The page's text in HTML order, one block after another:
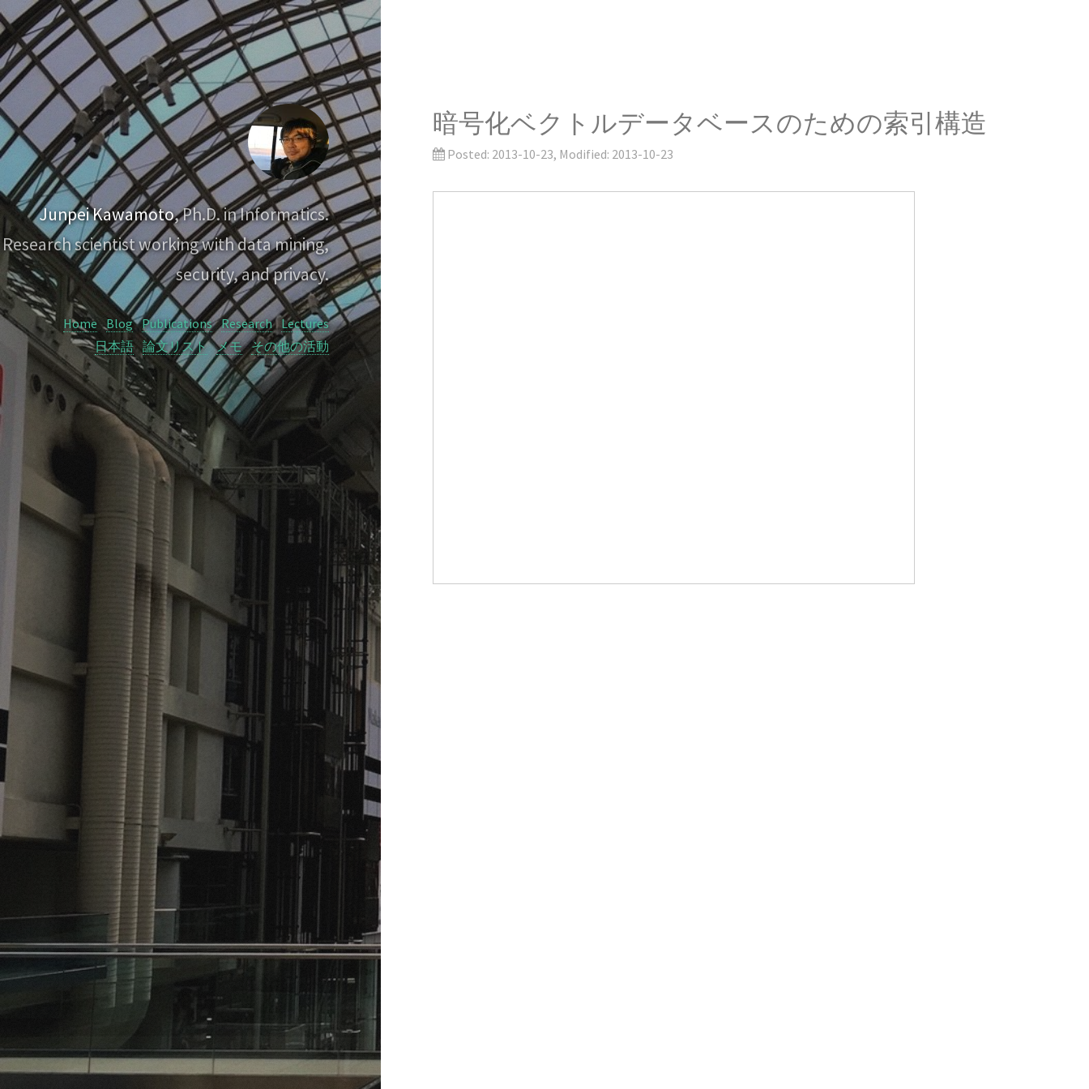
Junpei Kawamoto, Ph.D. in Informatics.
Research scientist working with data mining,
security, and privacy.
Home Blog Publications Research Lectures
日本語 論文リスト メモ その他の活動
暗号化ベクトルデータベースのための索引構造
Posted: 2013-10-23, Modified: 2013-10-23